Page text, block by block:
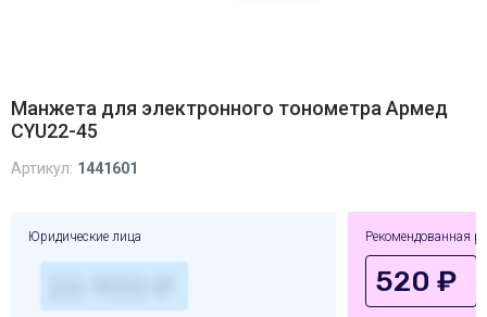
Манжета для электронного тонометра Армед
CYU22-45
Артикул: 1441601
Юридические лица Рекомендованная
520 ₽